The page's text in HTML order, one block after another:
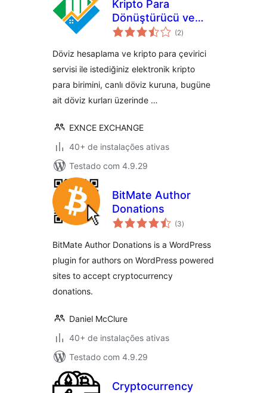
Kripto Para
Dönüştürücü ve
Döviz Hesaplama
(2total
de
)
Döviz hesaplama ve kripto para çevirici
servisi ile istediğiniz elektronik kripto
para birimini, canlı döviz kuruna, bugüne
ait döviz kurları üzerinde …
EXNCE EXCHANGE
40+ de instalações ativas
Testado com 4.9.29
BitMate Author
Donations
(3total
de
)
BitMate Author Donations is a WordPress
plugin for authors on WordPress powered
sites to accept cryptocurrency
donations.
Daniel McClure
40+ de instalações ativas
Testado com 4.9.29
Cryptocurrency